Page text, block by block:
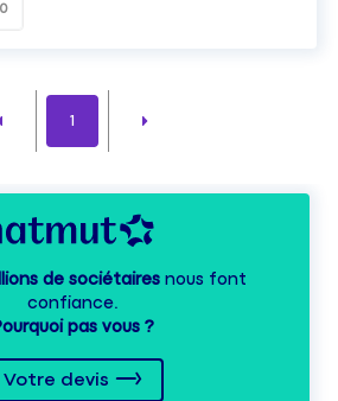
0
1
de sociétairesnous font
confiance.
pas vous ?
Votre devis